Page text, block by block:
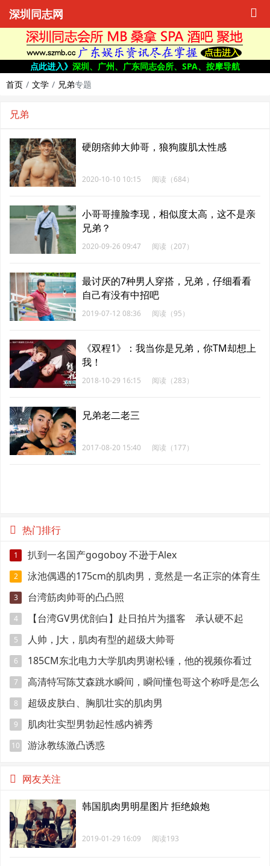
深圳同志网
点此进入》 深圳、广州、广东同志会所、SPA、按摩导航
首页
文学 兄弟专题
兄弟
硬朗痞帅大帅哥，狼狗腹肌太性感
2020-10-10 10:15 阅读（684）
小哥哥撞脸李现，相似度太高，这不是亲
兄弟？
2020-09-26 09:47 阅读（207）
最讨厌的7种男人穿搭，兄弟，仔细看看
自己有没有中招吧
2019-07-12 08:36 阅读（95）
《双程1》：我当你是兄弟，你TM却想上
我！
2018-10-29 16:15 阅读（283）
兄弟老二老三
2017-08-20 15:40 阅读（177）
热门排行
1 扒到一名国产gogoboy 不逊于Alex
2 泳池偶遇的175cm的肌肉男，竟然是一名正宗的体育生
3 台湾筋肉帅哥的凸凸照
4
【台湾GV男优剖白】赴日拍片为搵客 承认硬不起
来：但我还有性欲
5 人帅，J大，肌肉有型的超级大帅哥
6
185CM东北电力大学肌肉男谢松锤，他的视频你看过
吗
7
高清特写陈艾森跳水瞬间，瞬间懂包哥这个称呼是怎么
来的
8 超级皮肤白、胸肌壮实的肌肉男
9 肌肉壮实型男勃起性感内裤秀
10 游泳教练激凸诱惑
网友关注
韩国肌肉男明星图片 拒绝娘炮
2019-01-29 16:09 阅读193